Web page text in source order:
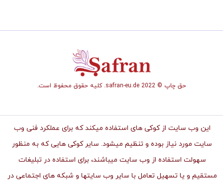
حق چاپ © safran-eu.de 2022. کلیه حقوق محفوظ است.
این وب سایت از کوکی های استفاده میکند که برای عملکرد فنی وب
سایت مورد نیاز بوده و تنظیم میشود. سایر کوکی هایی که به منظور
سهولت استفاده از وب سایت میباشند، برای استفاده در تبلیغات
مستقیم و یا تسهیل تعامل با سایر وب سایتها و شبکه های اجتماعی در